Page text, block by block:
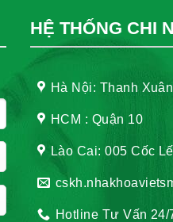
HỆ THỐNG CHI
Hà Nội: Thanh Xuân
HCM : Quận 10
Lào Cai: 005 Cốc
Hotline Tư Vấn 24/